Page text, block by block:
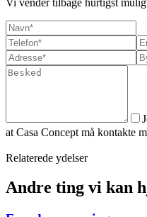
at Casa Concept må kontakte
Relaterede ydelser
Andre ting vi kan